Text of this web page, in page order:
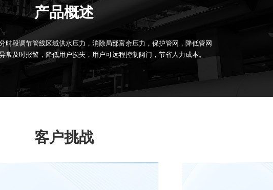
产品概述
时段调节管线区域供水压力，消除局部富余压力，保护管网，降低管网
常及时报警，降低用户损失，用户可远程控制阀门，节省人力成本。
客户挑战